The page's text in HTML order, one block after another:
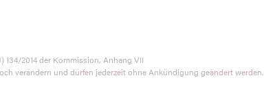
2014 der Kommission, Anhang VII
verändern und dürfen jederzeit ohne Ankündigung geändert werden.